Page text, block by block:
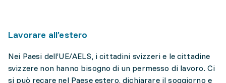
Lavorare all’estero
Nei Paesi dell’UE/AELS, i cittadini svizzeri e le cittadine
svizzere non hanno bisogno di un permesso di lavoro. Ci
si può recare nel Paese estero, dichiarare il soggiorno e